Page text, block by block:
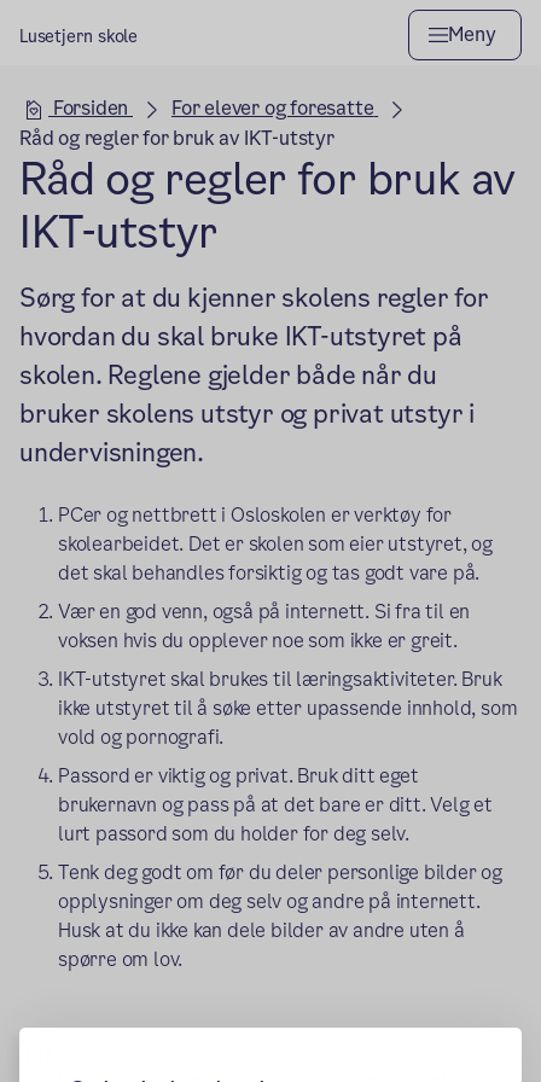
Lusetjern skole Meny
Hovedseksjon
Forsiden
For elever og foresatte
Råd og regler for bruk av IKT-utstyr
Råd og regler for bruk av
IKT-utstyr
Sørg for at du kjenner skolens regler for
hvordan du skal bruke IKT-utstyret på
skolen. Reglene gjelder både når du
bruker skolens utstyr og privat utstyr i
undervisningen.
PCer og nettbrett i Osloskolen er verktøy for
skolearbeidet. Det er skolen som eier utstyret, og
det skal behandles forsiktig og tas godt vare på.
Vær en god venn, også på internett. Si fra til en
voksen hvis du opplever noe som ikke er greit.
IKT-utstyret skal brukes til læringsaktiviteter. Bruk
ikke utstyret til å søke etter upassende innhold, som
vold og pornografi.
Passord er viktig og privat. Bruk ditt eget
brukernavn og pass på at det bare er ditt. Velg et
lurt passord som du holder for deg selv.
Tenk deg godt om før du deler personlige bilder og
opplysninger om deg selv og andre på internett.
Husk at du ikke kan dele bilder av andre uten å
spørre om lov.